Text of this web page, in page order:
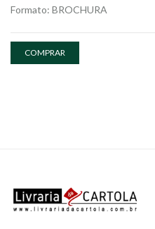
Formato: BROCHURA
COMPRAR